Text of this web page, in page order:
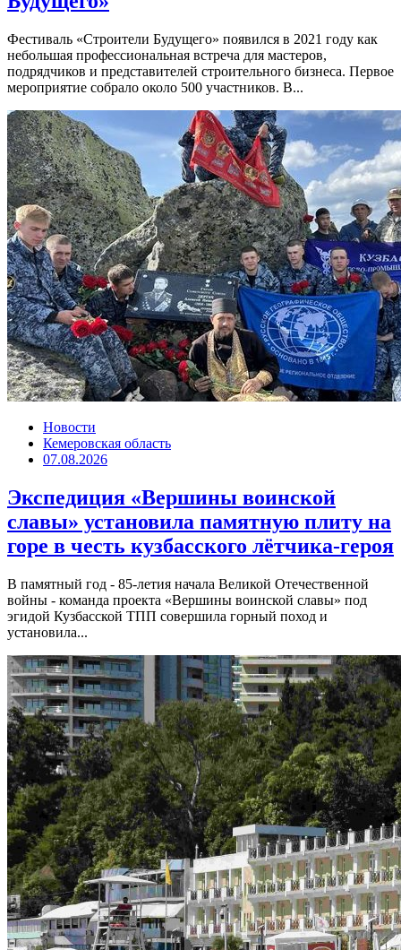
Фестиваль «Строители Будущего» появился в 2021 году как
небольшая профессиональная встреча для мастеров,
подрядчиков и представителей строительного бизнеса. Первое
мероприятие собрало около 500 участников. В...
Новости
Кемеровская область
07.08.2026
Экспедиция «Вершины воинской
славы» установила памятную плиту на
горе в честь кузбасского лётчика-героя
В памятный год - 85-летия начала Великой Отечественной
войны - команда проекта «Вершины воинской славы» под
эгидой Кузбасской ТПП совершила горный поход и
установила...